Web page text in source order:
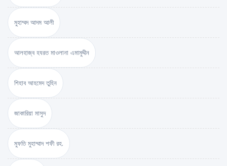
মুহাম্মদ আদম আলী
আলহাজ্ব হযরত মাওলানা এমামুদ্দীন
শিহাব আহমেদ তুহিন
জাকারিয়া মাসুদ
মুফতি মুহাম্মাদ শফী রহ.